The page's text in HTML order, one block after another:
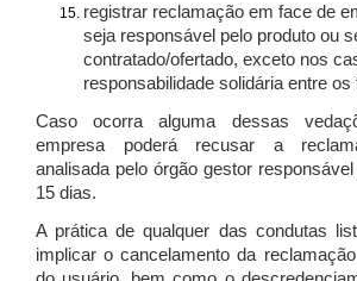
registrar reclamação em face de
seja responsável pelo produto ou
contratado/ofertado, exceto nos
responsabilidade solidária entre os
Caso ocorra alguma dessas
empresa poderá recusar a
analisada pelo órgão gestor
15 dias.
A prática de qualquer das condutas
implicar o cancelamento da